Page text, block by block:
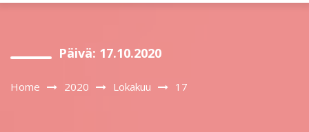
Päivä: 17.10.2020
Home 2020 Lokakuu 17